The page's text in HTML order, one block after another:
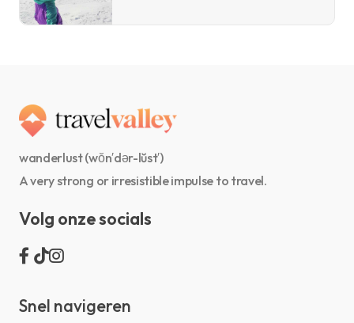
wanderlust (wŏn′dər-lŭst′)
A very strong or irresistible impulse to travel.
Volg onze socials
Snel navigeren